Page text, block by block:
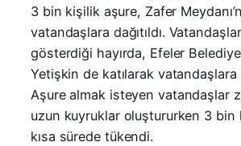
3 bin kişilik aşure, Zafer
vatandaşlara dağıtıldı.
gösterdiği hayırda, Efeler Belediye
Yetişkin de katılarak vatandaşlara
Aşure almak isteyen vatandaşlar
uzun kuyruklar oluştururken 3 bin
kısa sürede tükendi.